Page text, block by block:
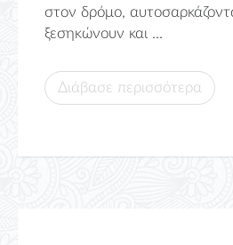
στον δρόμο,
ξεσηκώνουν και ...
Διάβασε περισσότερα